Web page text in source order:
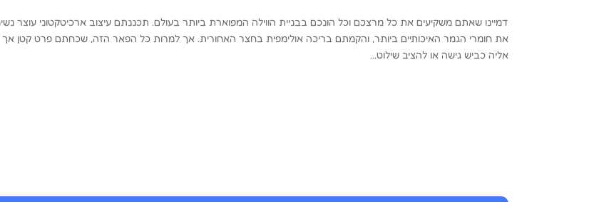
דמיינו שאתם משקיעים את כל מרצכם וכל הונכם בבניית הווילה המפוארת ביותר בעולם. תכננתם עיצוב ארכיטקטוני עוצר
את חומרי הגמר האיכותיים ביותר, והקמתם בריכה אולימפית בחצר האחורית. אך למרות כל הפאר הזה, שכחתם פרט קטן אך
אליה כביש גישה או להציב שילוט...